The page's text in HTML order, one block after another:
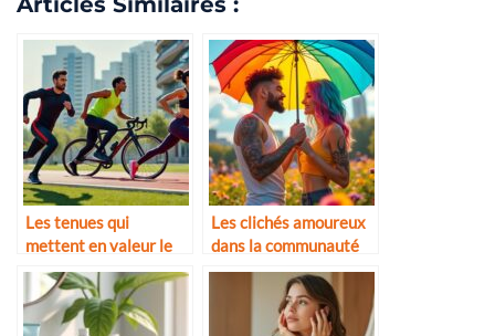
Les tenues qui
mettent en valeur le
corps sportif
Les clichés amoureux
dans la communauté
LGBTQ+